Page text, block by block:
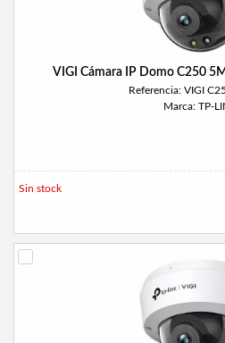
VIGI Cámara IP Domo C250
Referencia: VIGI
Marca: TP-
Sin stock